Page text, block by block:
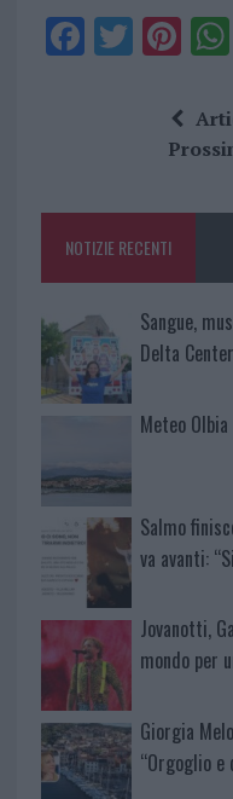
F
o
k
T Pi
te
re
NOTIZIE RECENTI
Sangue,
Delta Center
Meteo
Salmo
va avanti:
Jovanotti,
mondo per
Giorgia
“Orgoglio